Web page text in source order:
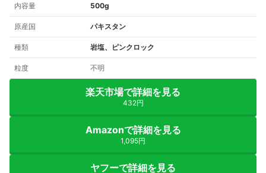
内容量 500g
原産国 パキスタン
種類 岩塩、ピンクロック
粒度 不明
楽天市場で詳細を見る
432円
Amazonで詳細を見る
1,095円
ヤフーで詳細を見る